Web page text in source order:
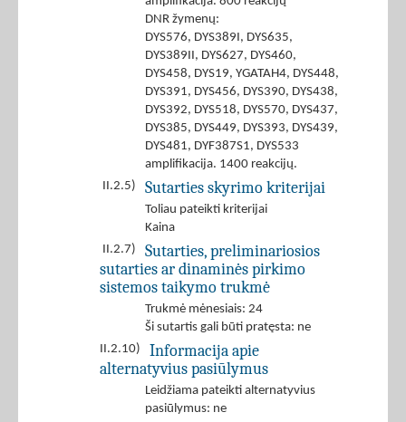
DNR žymenų:
DYS576, DYS389I, DYS635,
DYS389II, DYS627, DYS460,
DYS458, DYS19, YGATAH4, DYS448,
DYS391, DYS456, DYS390, DYS438,
DYS392, DYS518, DYS570, DYS437,
DYS385, DYS449, DYS393, DYS439,
DYS481, DYF387S1, DYS533
amplifikacija. 1400 reakcijų.
II.2.5)
Sutarties skyrimo kriterijai
Toliau pateikti kriterijai
Kaina
II.2.7)
Sutarties, preliminariosios
sutarties ar dinaminės pirkimo
sistemos taikymo trukmė
Trukmė mėnesiais: 24
Ši sutartis gali būti pratęsta: ne
II.2.10)
Informacija apie
alternatyvius pasiūlymus
Leidžiama pateikti alternatyvius
pasiūlymus: ne